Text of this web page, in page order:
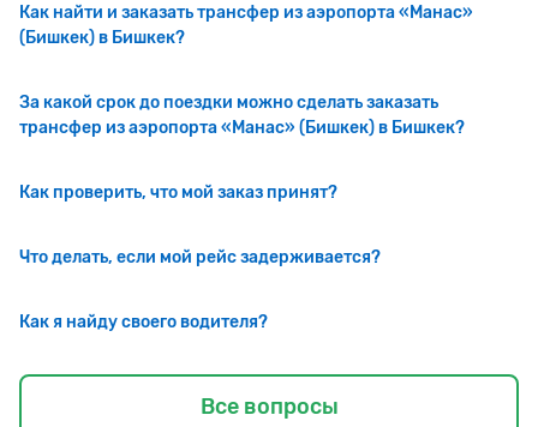
Как найти и заказать трансфер из аэропорта «Манас»
(Бишкек) в Бишкек?
За какой срок до поездки можно сделать заказать
трансфер из аэропорта «Манас» (Бишкек) в Бишкек?
Как проверить, что мой заказ принят?
Что делать, если мой рейс задерживается?
Как я найду своего водителя?
Все вопросы